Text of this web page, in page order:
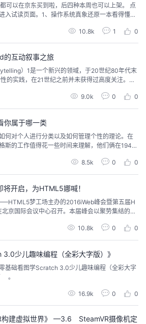
可以在京东买到啦，后四种本周也可以上架。 点
入试读页面。1、操作系统真象还原一本看得懂，
百度高级工程师精心写作。历时19个月，行文60
了一个完整的操作系统。 操作系统并不深奥，本
10.8k 1 0
的互动叙事之旅
）1是一个新兴的领域，于20世纪80年代末
的实践，在21世纪之前并未获得过高度关注。时
讨论当中。这种情形恰如盲人摸象：每个人都从
事。影视制作人将它看作电影形式之一；电子游
9.0k 0 0
你属于哪一类
何对个人进行分类以及如何管理个性的理论。在
斯的工作值得花一些时间来理解，他们俩在1942
Briggs Type Indicator，MBTI）个性清单的
心理类型理论易于理解，在生活中更实用。他们的
8.5k 0 0
开启，为HTML5娜喊！
梦工场主办的2016iWeb峰会暨第五届H
京国际会议中心召开。本届峰会以聚势集结的姿
，国内首场三大主站之一的上海已完美帷幕，参
场，晚间攻城师嘉年华活动更是将活动推向高
10.8k 0 0
3.0少儿趣味编程（全彩大字版）》
基础看图学Scratch 3.0少儿趣味编程（全彩大字
。
16.9k 0 0
构建虚拟世界》 —3.6 SteamVR摄像机定